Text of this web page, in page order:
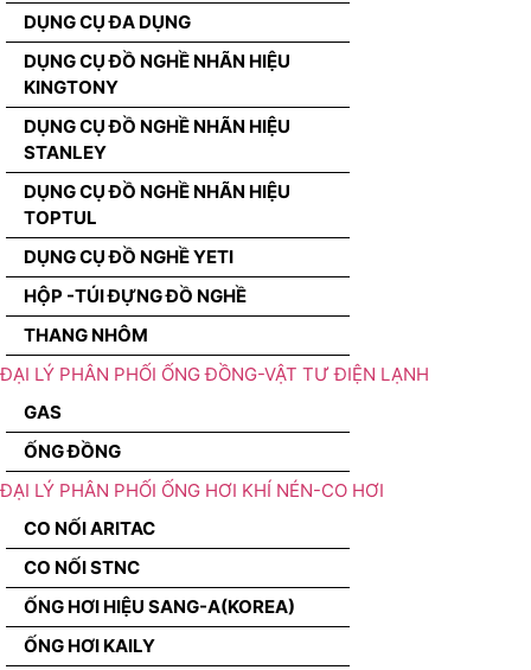
DỤNG CỤ ĐA DỤNG
DỤNG CỤ ĐỒ NGHỀ NHÃN HIỆU
KINGTONY
DỤNG CỤ ĐỒ NGHỀ NHÃN HIỆU
STANLEY
DỤNG CỤ ĐỒ NGHỀ NHÃN HIỆU
TOPTUL
DỤNG CỤ ĐỒ NGHỀ YETI
HỘP -TÚI ĐỰNG ĐỒ NGHỀ
THANG NHÔM
ĐẠI LÝ PHÂN PHỐI ỐNG ĐỒNG-VẬT TƯ ĐIỆN LẠNH
GAS
ỐNG ĐỒNG
ĐẠI LÝ PHÂN PHỐI ỐNG HƠI KHÍ NÉN-CO HƠI
CO NỐI ARITAC
CO NỐI STNC
ỐNG HƠI HIỆU SANG-A(KOREA)
ỐNG HƠI KAILY